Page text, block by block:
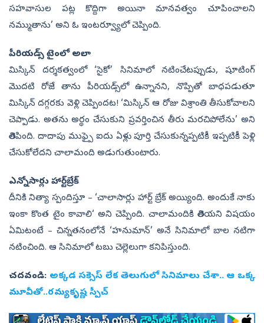
సహవాసుల పట్ల కొద్దిగా అయినా మానవత్వం చూపించాలని
నమ్ముతాను’ అని ఓ ఇంటర్వ్యూలో చెప్పింది.
పీరియడ్స్‌ టైంలో అలా..
మిస్కిన్‌ దర్శకత్వంలో ‘సైకో’ సినిమాలో నటించేటప్పుడు, షూటింగ్‌
మొదటి రోజే తాను పీరియడ్స్‌లో ఉన్నానని, నొప్పితో బాధపడుతూ
మిస్కిన్‌ దగ్గరకు వెళ్లి చెప్పిందట! ‘మిస్కిన్‌ ఆ రోజు విశ్రాంతి తీసుకోవాలని
చెప్పాడు. అతను అర్థం చేసుకుని ప్రవర్తించిన తీరు మరచిపోలేను’ అని
తెలిపింది. దాదాపు ముఫ్పై ఐదు ఏళ్లు పూర్తి చేసుకున్నప్పటికీ ఇప్పటికీ పెళ్లి
చేసుకోలేదని చాలామంది అడుగుతుంటారు.
ఎన్నోసార్లు హార్ట్‌బ్రేక్‌
దీనికి నిత్యా స్పందిస్తూ – ‘చాలాసార్లు హార్ట్‌ బ్రేక్‌ అయ్యింది. అందుకే నాకు
ఇంకా కొంత టైం కావాలి‘ అని చెప్పింది. చాలామందికి తెలియని విషయం
ఏమిటంటే – చిన్నతనంలోనే ‘హనుమాన్‌’ అనే సినిమాలో బాల నటిగా
నటించింది. ఆ సినిమాలో టబు చెల్లెలుగా కనిపిస్తుంది.
చదవండి: అక్కడ సక్సెస్‌ లేక తెలుగులో సినిమాలు చేశా.. ఆ ఒక్క
మూవీతో..రమ్యకృష్ణ స్పీచ్‌